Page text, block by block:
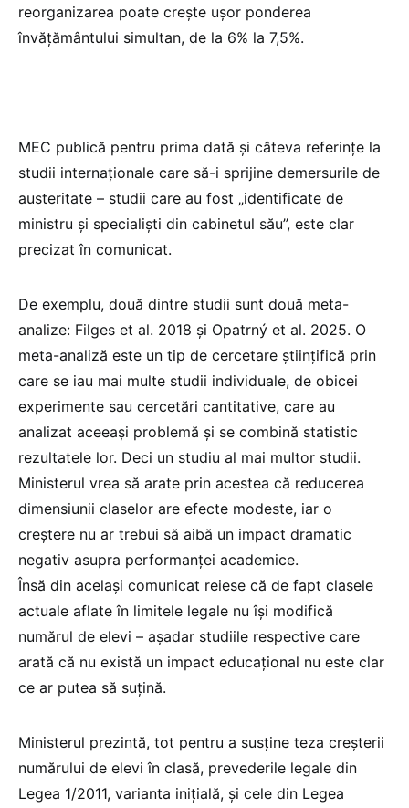
reorganizarea poate crește ușor ponderea
învățământului simultan, de la 6% la 7,5%.
MEC publică pentru prima dată și câteva referințe la
studii internaționale care să-i sprijine demersurile de
austeritate – studii care au fost „identificate de
ministru și specialiști din cabinetul său”, este clar
precizat în comunicat.
De exemplu, două dintre studii sunt două meta-
analize: Filges et al. 2018 și Opatrný et al. 2025. O
meta-analiză este un tip de cercetare științifică prin
care se iau mai multe studii individuale, de obicei
experimente sau cercetări cantitative, care au
analizat aceeași problemă și se combină statistic
rezultatele lor. Deci un studiu al mai multor studii.
Ministerul vrea să arate prin acestea că reducerea
dimensiunii claselor are efecte modeste, iar o
creștere nu ar trebui să aibă un impact dramatic
negativ asupra performanței academice.
Însă din același comunicat reiese că de fapt clasele
actuale aflate în limitele legale nu își modifică
numărul de elevi – așadar studiile respective care
arată că nu există un impact educațional nu este clar
ce ar putea să suțină.
Ministerul prezintă, tot pentru a susține teza creșterii
numărului de elevi în clasă, prevederile legale din
Legea 1/2011, varianta inițială, și cele din Legea